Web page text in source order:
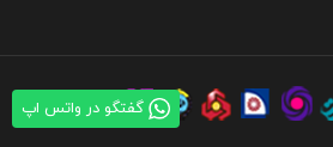
گفتگو در واتس اپ